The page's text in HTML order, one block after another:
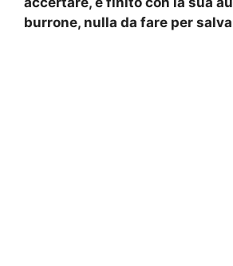
burrone, nulla da fare per